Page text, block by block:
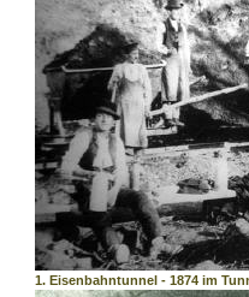
1. Eisenbahntunnel - 1874 im